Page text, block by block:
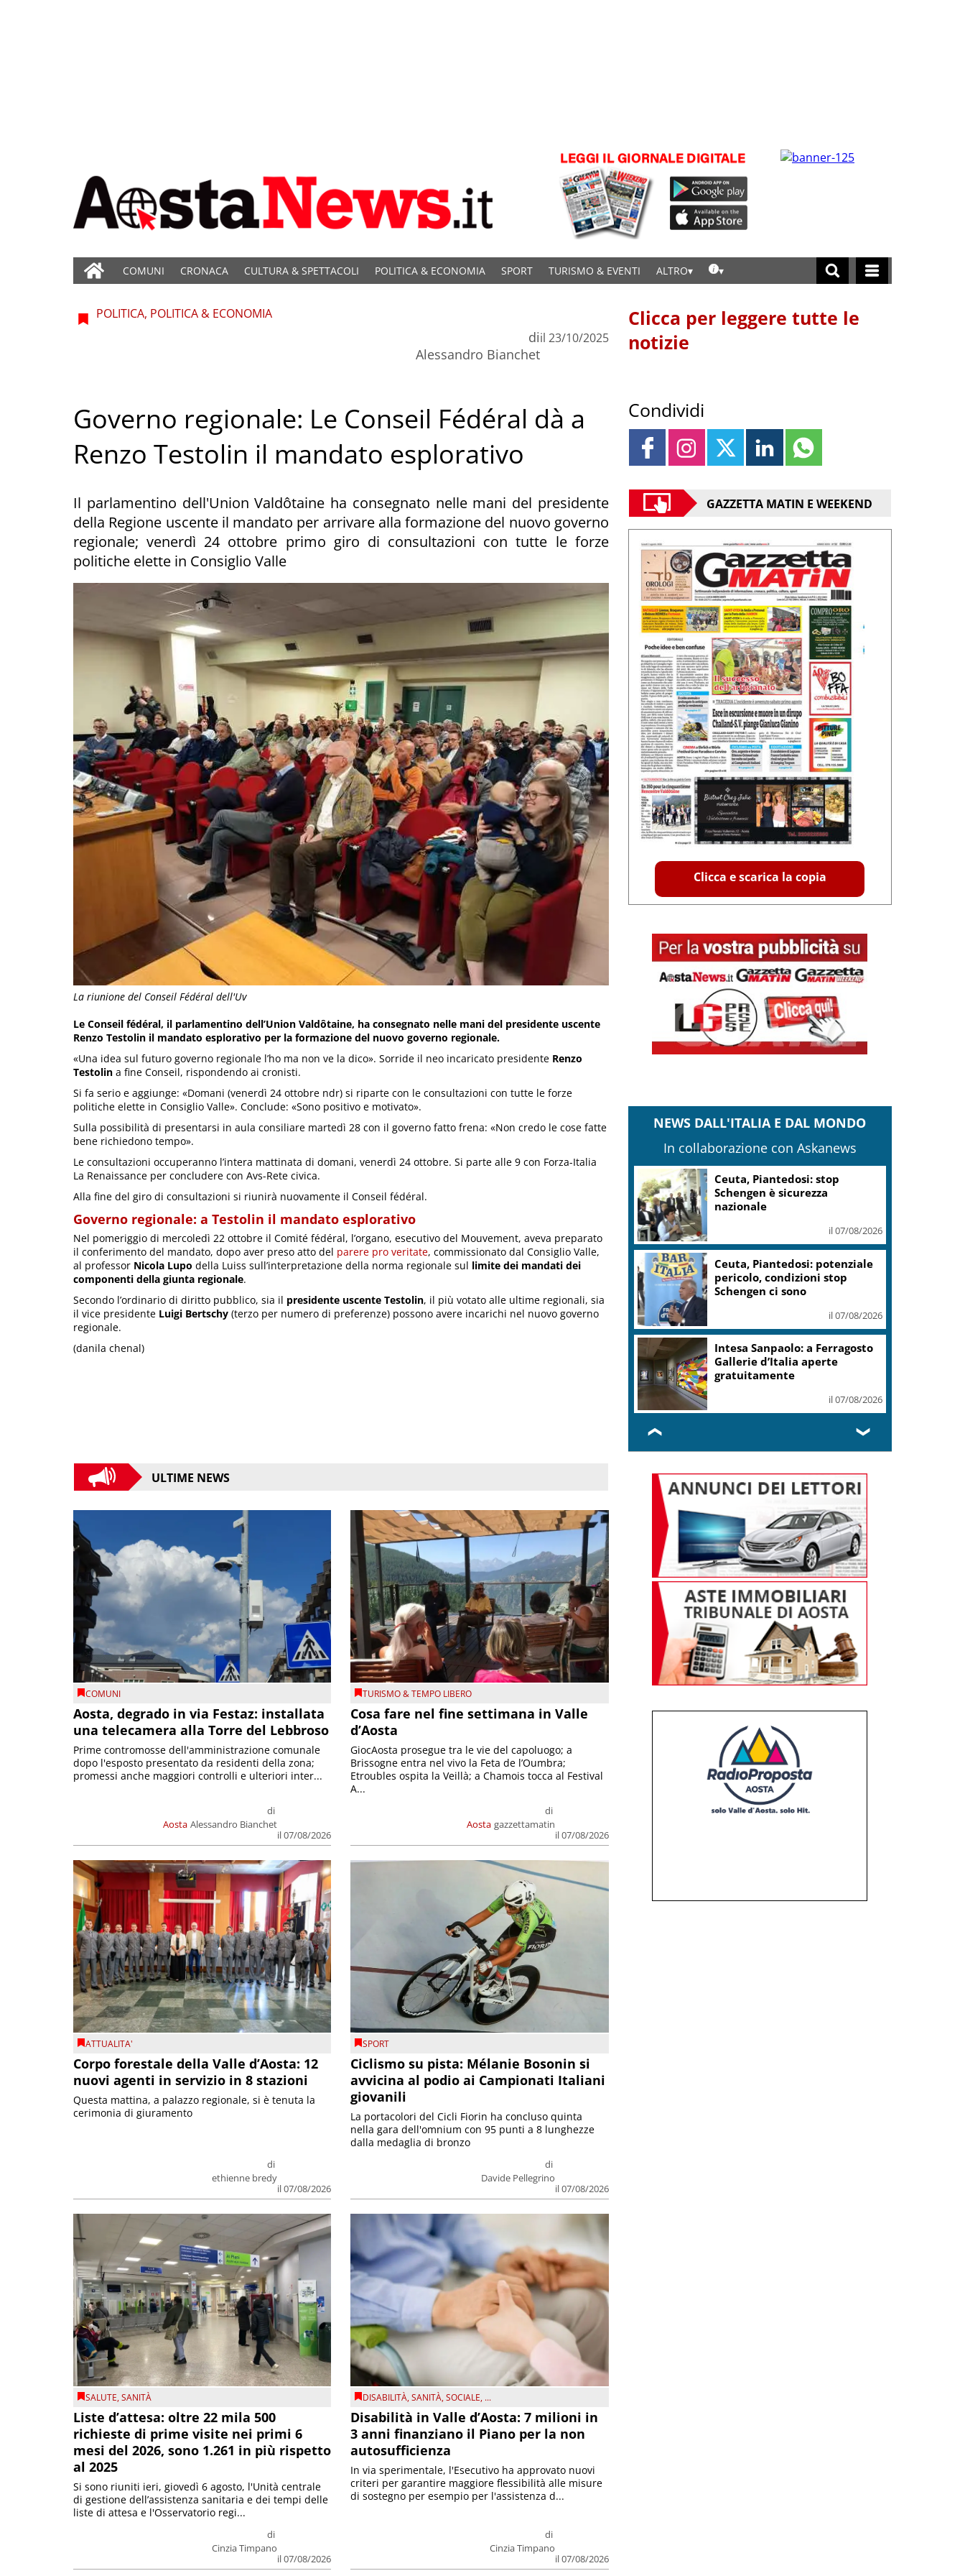
COMUNI CRONACA CULTURA & SPETTACOLI POLITICA & ECONOMIA SPORT TURISMO & EVENTI ALTRO
La riunione del Conseil Fédéral dell'Uv
POLITICA, POLITICA & ECONOMIA
di
Alessandro Bianchet
il 23/10/2025
Governo regionale: Le Conseil Fédéral dà a
Renzo Testolin il mandato esplorativo
Il parlamentino dell'Union Valdôtaine ha consegnato nelle mani del presidente
della Regione uscente il mandato per arrivare alla formazione del nuovo governo
regionale; venerdì 24 ottobre primo giro di consultazioni con tutte le forze
politiche elette in Consiglio Valle
Le Conseil fédéral, il parlamentino dell’Union Valdôtaine, ha consegnato nelle mani del presidente uscente
Renzo Testolin il mandato esplorativo per la formazione del nuovo governo regionale.
«Una idea sul futuro governo regionale l’ho ma non ve la dico». Sorride il neo incaricato presidente Renzo
Testolin a fine Conseil, rispondendo ai cronisti.
Si fa serio e aggiunge: «Domani (venerdì 24 ottobre ndr) si riparte con le consultazioni con tutte le forze
politiche elette in Consiglio Valle». Conclude: «Sono positivo e motivato».
Sulla possibilità di presentarsi in aula consiliare martedì 28 con il governo fatto frena: «Non credo le cose fatte
bene richiedono tempo».
Le consultazioni occuperanno l’intera mattinata di domani, venerdì 24 ottobre. Si parte alle 9 con Forza-Italia
La Renaissance per concludere con Avs-Rete civica.
Alla fine del giro di consultazioni si riunirà nuovamente il Conseil fédéral.
Governo regionale: a Testolin il mandato esplorativo
Nel pomeriggio di mercoledì 22 ottobre il Comité fédéral, l’organo, esecutivo del Mouvement, aveva preparato
il conferimento del mandato, dopo aver preso atto del parere pro veritate, commissionato dal Consiglio Valle,
al professor Nicola Lupo della Luiss sull’interpretazione della norma regionale sul limite dei mandati dei
componenti della giunta regionale.
Secondo l’ordinario di diritto pubblico, sia il presidente uscente Testolin, il più votato alle ultime regionali, sia
il vice presidente Luigi Bertschy (terzo per numero di preferenze) possono avere incarichi nel nuovo governo
regionale.
(danila chenal)
ULTIME NEWS
COMUNI
Aosta, degrado in via Festaz: installata
una telecamera alla Torre del Lebbroso
Aosta
di
Alessandro Bianchet
il 07/08/2026
Prime contromosse dell'amministrazione comunale
dopo l'esposto presentato da residenti della zona;
promessi anche maggiori controlli e ulteriori inter...
TURISMO & TEMPO LIBERO
Cosa fare nel fine settimana in Valle
d’Aosta
Aosta
di
gazzettamatin
il 07/08/2026
GiocAosta prosegue tra le vie del capoluogo; a
Brissogne entra nel vivo la Feta de l’Oumbra;
Etroubles ospita la Veillà; a Chamois tocca al Festival
A...
ATTUALITA'
Corpo forestale della Valle d’Aosta: 12
nuovi agenti in servizio in 8 stazioni
di
ethienne bredy
il 07/08/2026
Questa mattina, a palazzo regionale, si è tenuta la
cerimonia di giuramento
SPORT
Ciclismo su pista: Mélanie Bosonin si
avvicina al podio ai Campionati Italiani
giovanili
di
Davide Pellegrino
il 07/08/2026
La portacolori del Cicli Fiorin ha concluso quinta
nella gara dell'omnium con 95 punti a 8 lunghezze
dalla medaglia di bronzo
SALUTE,SANITÀ
Liste d’attesa: oltre 22 mila 500
richieste di prime visite nei primi 6
mesi del 2026, sono 1.261 in più rispetto
al 2025
di
Cinzia Timpano
il 07/08/2026
Si sono riuniti ieri, giovedì 6 agosto, l'Unità centrale
di gestione dell’assistenza sanitaria e dei tempi delle
liste di attesa e l'Osservatorio regi...
DISABILITÀ,SANITÀ,SOCIALE, ...
Disabilità in Valle d’Aosta: 7 milioni in
3 anni finanziano il Piano per la non
autosufficienza
di
Cinzia Timpano
il 07/08/2026
In via sperimentale, l'Esecutivo ha approvato nuovi
criteri per garantire maggiore flessibilità alle misure
di sostegno per esempio per l'assistenza d...
Clicca per leggere tutte le
notizie
Condividi
GAZZETTA MATIN E WEEKEND
Clicca e scarica la copia
NEWS DALL'ITALIA E DAL MONDO
In collaborazione con Askanews
Ceuta, Piantedosi: stop
Schengen è sicurezza
nazionale
il 07/08/2026
Ceuta, Piantedosi: potenziale
pericolo, condizioni stop
Schengen ci sono
il 07/08/2026
Intesa Sanpaolo: a Ferragosto
Gallerie d’Italia aperte
gratuitamente
il 07/08/2026
❮ ❯